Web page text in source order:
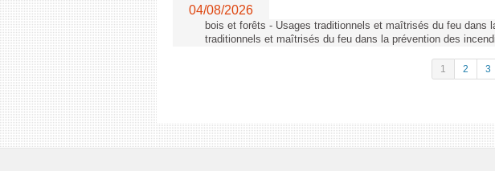
04/08/2026
bois et forêts - Usages traditionnels et maîtrisés du feu dans
traditionnels et maîtrisés du feu dans la prévention des
1 2 3